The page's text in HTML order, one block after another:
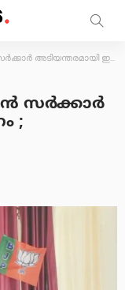
ഇടപ്പെടണം ; അഡ്വ.വി.കെ.സജീവന്‍
സർക്കാർ
;